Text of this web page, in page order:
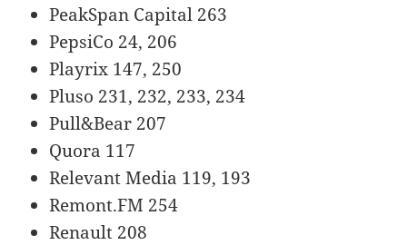
PeakSpan Capital 263
PepsiCo 24, 206
Playrix 147, 250
Pluso 231, 232, 233, 234
Pull&Bear 207
Quora 117
Relevant Media 119, 193
Remont.FM 254
Renault 208